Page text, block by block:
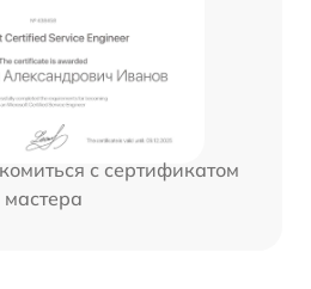
с сертификатом
мастера